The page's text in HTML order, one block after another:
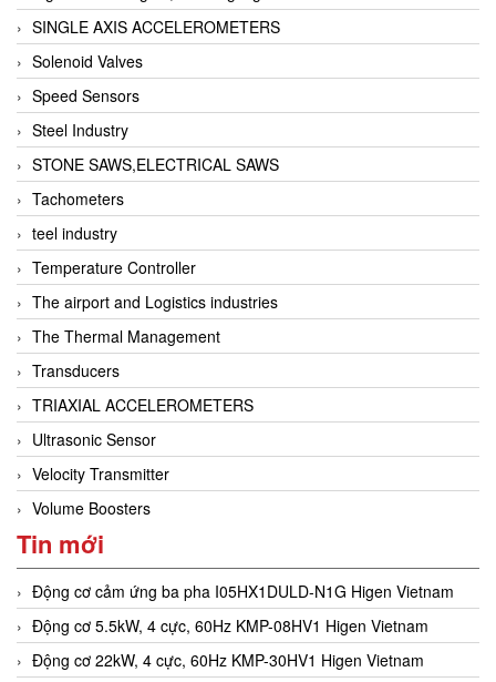
SINGLE AXIS ACCELEROMETERS
Solenoid Valves
Speed Sensors
Steel Industry
STONE SAWS,ELECTRICAL SAWS
Tachometers
teel industry
Temperature Controller
The airport and Logistics industries
The Thermal Management
Transducers
TRIAXIAL ACCELEROMETERS
Ultrasonic Sensor
Velocity Transmitter
Volume Boosters
Tin mới
Động cơ cảm ứng ba pha I05HX1DULD-N1G Higen Vietnam
Động cơ 5.5kW, 4 cực, 60Hz KMP-08HV1 Higen Vietnam
Động cơ 22kW, 4 cực, 60Hz KMP-30HV1 Higen Vietnam